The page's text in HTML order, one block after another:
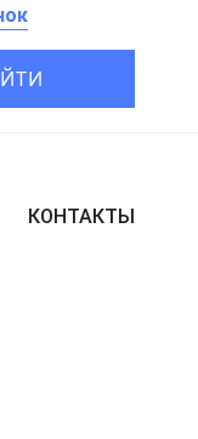
КОНТАКТЫ